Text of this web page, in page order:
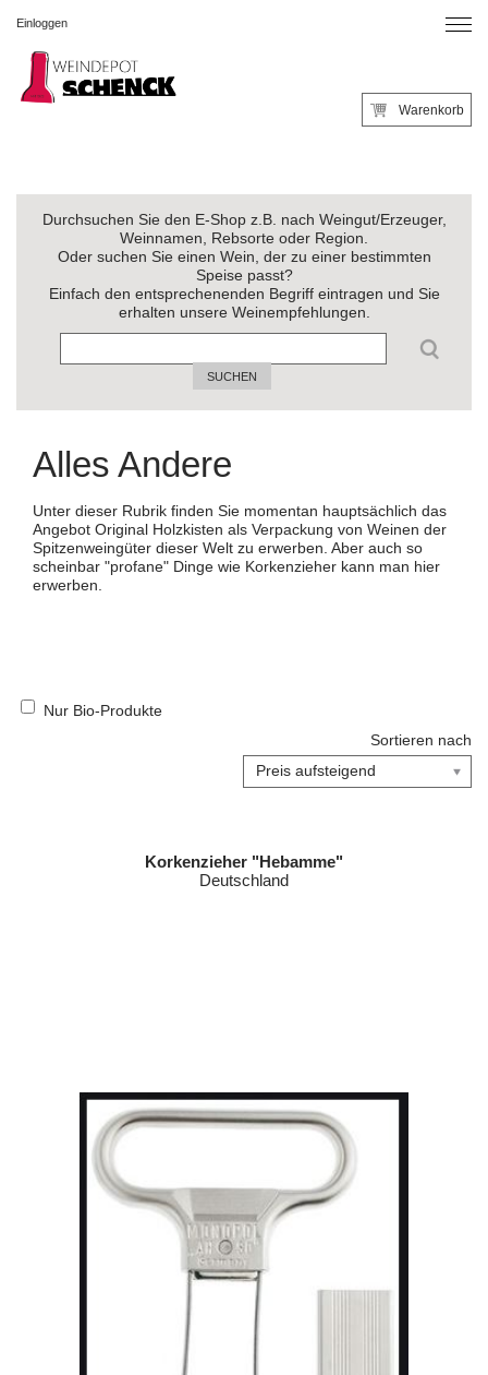
Einloggen
Warenkorb
Durchsuchen Sie den E-Shop z.B. nach Weingut/Erzeuger,
Weinnamen, Rebsorte oder Region.
Oder suchen Sie einen Wein, der zu einer bestimmten
Speise passt?
Einfach den entsprechenenden Begriff eintragen und Sie
erhalten unsere Weinempfehlungen.
SUCHEN
Alles Andere
Unter dieser Rubrik finden Sie momentan hauptsächlich das
Angebot Original Holzkisten als Verpackung von Weinen der
Spitzenweingüter dieser Welt zu erwerben. Aber auch so
scheinbar "profane" Dinge wie Korkenzieher kann man hier
erwerben.
Nur Bio-Produkte
Sortieren nach
Korkenzieher "Hebamme"
Deutschland